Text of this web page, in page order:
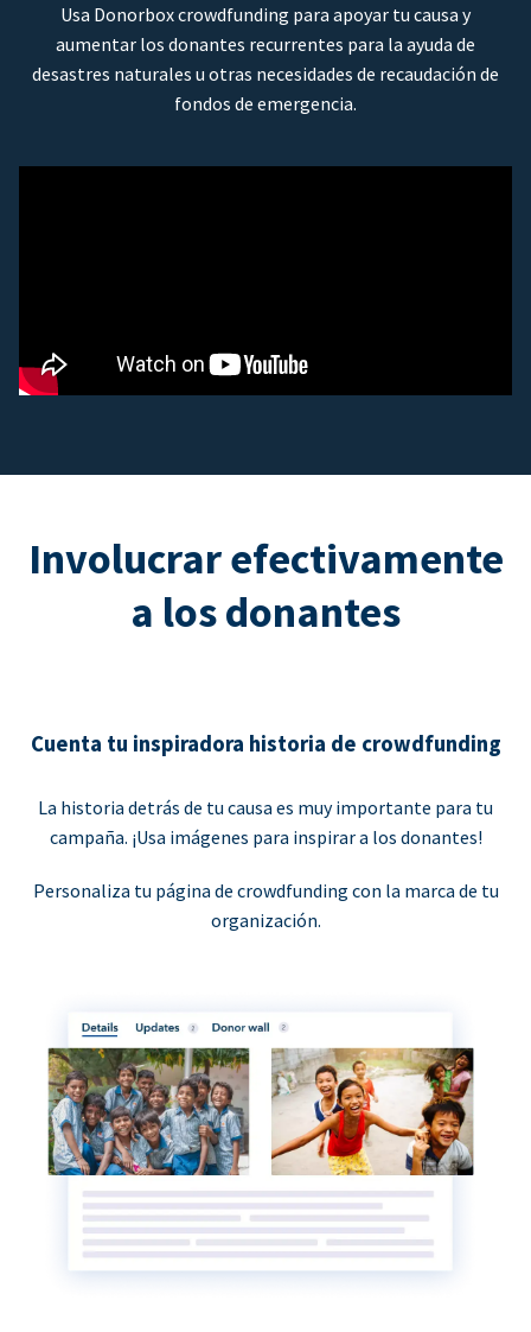
Usa Donorbox crowdfunding para apoyar tu causa y
aumentar los donantes recurrentes para la ayuda de
desastres naturales u otras necesidades de recaudación de
fondos de emergencia.
Involucrar efectivamente
a los donantes
Cuenta tu inspiradora historia de crowdfunding
La historia detrás de tu causa es muy importante para tu
campaña. ¡Usa imágenes para inspirar a los donantes!
Personaliza tu página de crowdfunding con la marca de tu
organización.